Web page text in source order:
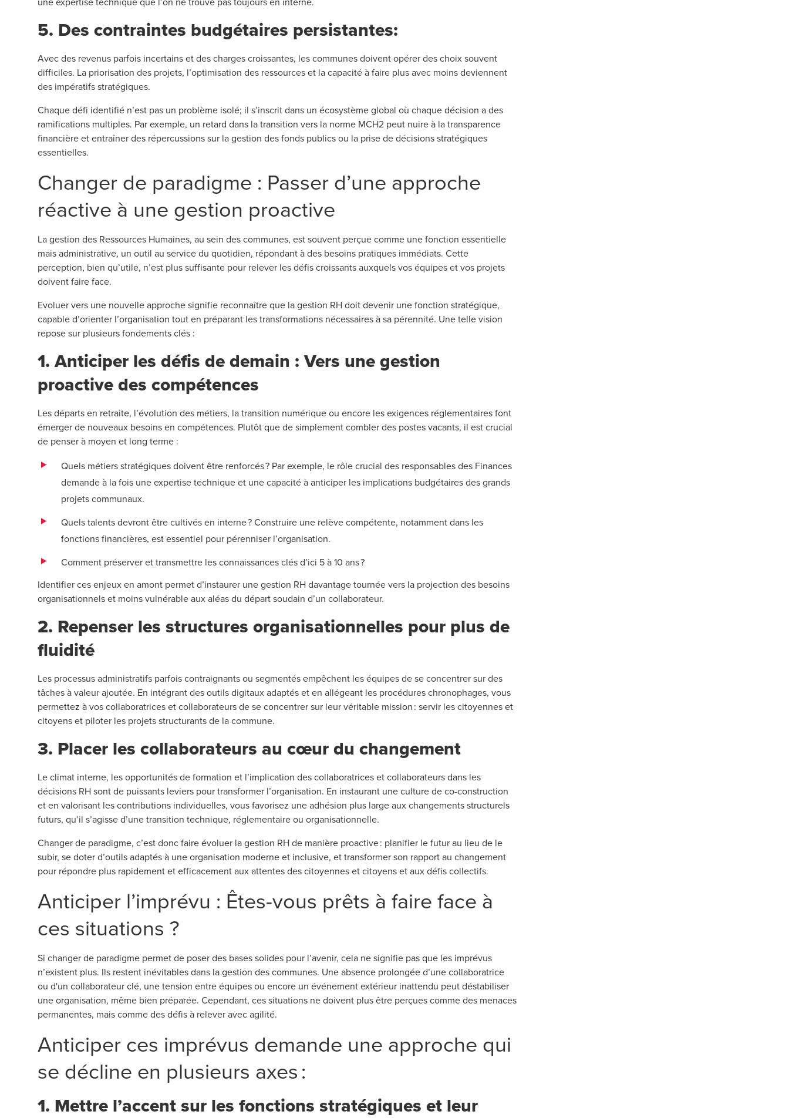
5. Des contraintes budgétaires persistantes:
Avec des revenus parfois incertains et des charges croissantes, les communes doivent opérer des choix souvent
difficiles. La priorisation des projets, l’optimisation des ressources et la capacité à faire plus avec moins deviennent
des impératifs stratégiques.
Chaque défi identifié n’est pas un problème isolé; il s’inscrit dans un écosystème global où chaque décision a des
ramifications multiples. Par exemple, un retard dans la transition vers la norme MCH2 peut nuire à la transparence
financière et entraîner des répercussions sur la gestion des fonds publics ou la prise de décisions stratégiques
essentielles.
Changer de paradigme : Passer d’une approche
réactive à une gestion proactive
La gestion des Ressources Humaines, au sein des communes, est souvent perçue comme une fonction essentielle
mais administrative, un outil au service du quotidien, répondant à des besoins pratiques immédiats. Cette
perception, bien qu’utile, n’est plus suffisante pour relever les défis croissants auxquels vos équipes et vos projets
doivent faire face.
Evoluer vers une nouvelle approche signifie reconnaître que la gestion RH doit devenir une fonction stratégique,
capable d’orienter l’organisation tout en préparant les transformations nécessaires à sa pérennité. Une telle vision
repose sur plusieurs fondements clés :
1. Anticiper les défis de demain : Vers une gestion
proactive des compétences
Les départs en retraite, l’évolution des métiers, la transition numérique ou encore les exigences réglementaires font
émerger de nouveaux besoins en compétences. Plutôt que de simplement combler des postes vacants, il est crucial
de penser à moyen et long terme :
Quels métiers stratégiques doivent être renforcés ? Par exemple, le rôle crucial des responsables des Finances
demande à la fois une expertise technique et une capacité à anticiper les implications budgétaires des grands
projets communaux.
Quels talents devront être cultivés en interne ? Construire une relève compétente, notamment dans les
fonctions financières, est essentiel pour pérenniser l’organisation.
Comment préserver et transmettre les connaissances clés d’ici 5 à 10 ans ?
Identifier ces enjeux en amont permet d’instaurer une gestion RH davantage tournée vers la projection des besoins
organisationnels et moins vulnérable aux aléas du départ soudain d’un collaborateur.
2. Repenser les structures organisationnelles pour plus de
fluidité
Les processus administratifs parfois contraignants ou segmentés empêchent les équipes de se concentrer sur des
tâches à valeur ajoutée. En intégrant des outils digitaux adaptés et en allégeant les procédures chronophages, vous
permettez à vos collaboratrices et collaborateurs de se concentrer sur leur véritable mission : servir les citoyennes et
citoyens et piloter les projets structurants de la commune.
3. Placer les collaborateurs au cœur du changement
Le climat interne, les opportunités de formation et l’implication des collaboratrices et collaborateurs dans les
décisions RH sont de puissants leviers pour transformer l’organisation. En instaurant une culture de co-construction
et en valorisant les contributions individuelles, vous favorisez une adhésion plus large aux changements structurels
futurs, qu’il s’agisse d’une transition technique, réglementaire ou organisationnelle.
Changer de paradigme, c’est donc faire évoluer la gestion RH de manière proactive : planifier le futur au lieu de le
subir, se doter d’outils adaptés à une organisation moderne et inclusive, et transformer son rapport au changement
pour répondre plus rapidement et efficacement aux attentes des citoyennes et citoyens et aux défis collectifs.
Anticiper l’imprévu : Êtes-vous prêts à faire face à
ces situations ?
Si changer de paradigme permet de poser des bases solides pour l’avenir, cela ne signifie pas que les imprévus
n’existent plus. Ils restent inévitables dans la gestion des communes. Une absence prolongée d’une collaboratrice
ou d'un collaborateur clé, une tension entre équipes ou encore un événement extérieur inattendu peut déstabiliser
une organisation, même bien préparée. Cependant, ces situations ne doivent plus être perçues comme des menaces
permanentes, mais comme des défis à relever avec agilité.
Anticiper ces imprévus demande une approche qui
se décline en plusieurs axes :
1. Mettre l’accent sur les fonctions stratégiques et leur